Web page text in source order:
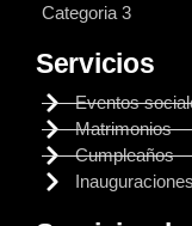
Categoria 3
Servicios
Eventos
Matrimonios
Cumpleaños
Inauguraciones